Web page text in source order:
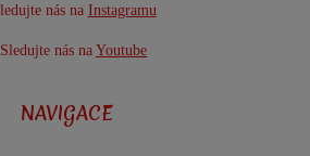
nás na Instagramu
nás na Youtube
NAVIGACE